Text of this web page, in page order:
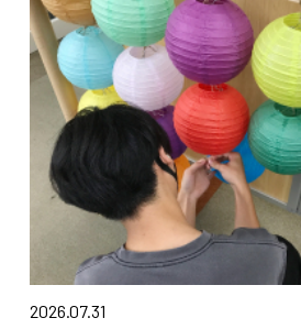
2026.07.31